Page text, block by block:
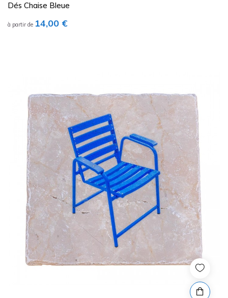
Dés Chaise Bleue
à partir de Prix
14,00 €